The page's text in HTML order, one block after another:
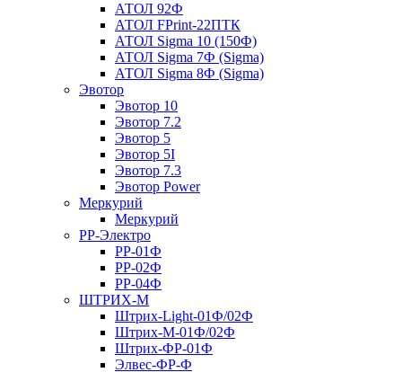
АТОЛ 92Ф
АТОЛ FPrint-22ПТК
АТОЛ Sigma 10 (150Ф)
АТОЛ Sigma 7Ф (Sigma)
АТОЛ Sigma 8Ф (Sigma)
Эвотор
Эвотор 10
Эвотор 7.2
Эвотор 5
Эвотор 5I
Эвотор 7.3
Эвотор Power
Меркурий
Меркурий
РР-Электро
РР-01Ф
РР-02Ф
РР-04Ф
ШТРИХ-М
Штрих-Light-01Ф/02Ф
Штрих-М-01Ф/02Ф
Штрих-ФР-01Ф
Элвес-ФР-Ф